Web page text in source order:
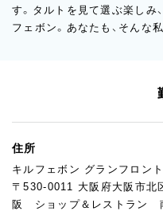
す。タルトを見て選ぶ楽しみ
フェボン。あなたも、そんな
住所
キルフェボン グランフロン
〒530-0011 大阪府大阪市北
阪 ショップ＆レストラン